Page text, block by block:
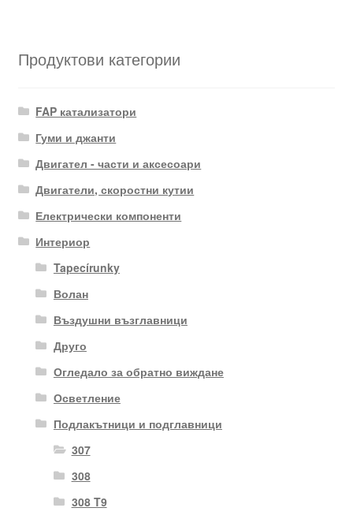
Продуктови категории
FAP катализатори
Гуми и джанти
Двигател - части и аксесоари
Двигатели, скоростни кутии
Електрически компоненти
Интериор
Tapecírunky
Волан
Въздушни възглавници
Друго
Огледало за обратно виждане
Осветление
Подлакътници и подглавници
307
308
308 T9